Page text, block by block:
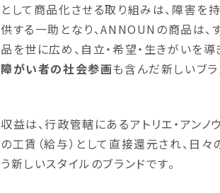
として商品化させる取り組みは、障害
供する一助となり、ANNOUNの商品は、
品を世に広め、自立・希望・生きがいを
障がい者の社会参画も含んだ新しいブラ
収益は、行政管轄にあるアトリエ・アンノ
の工賃（給与）として直接還元され、日
う新しいスタイルのブランドです。